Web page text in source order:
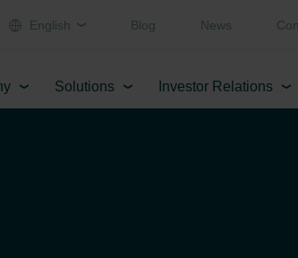
English Blog News
Solutions Investor Relations